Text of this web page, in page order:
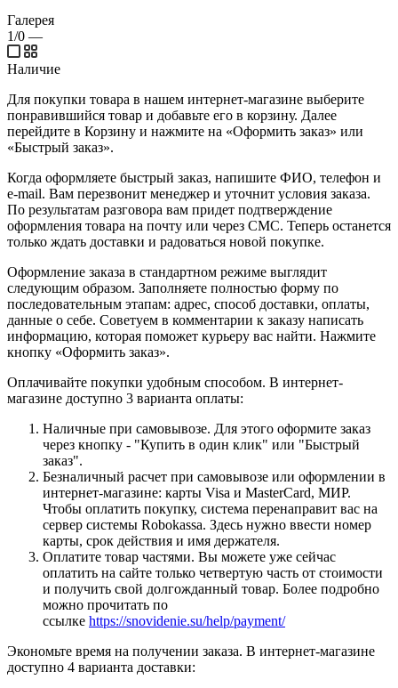
Галерея
1/0 —
Наличие
Для покупки товара в нашем интернет-магазине выберите
понравившийся товар и добавьте его в корзину. Далее
перейдите в Корзину и нажмите на «Оформить заказ» или
«Быстрый заказ».
Когда оформляете быстрый заказ, напишите ФИО, телефон и
e-mail. Вам перезвонит менеджер и уточнит условия заказа.
По результатам разговора вам придет подтверждение
оформления товара на почту или через СМС. Теперь останется
только ждать доставки и радоваться новой покупке.
Оформление заказа в стандартном режиме выглядит
следующим образом. Заполняете полностью форму по
последовательным этапам: адрес, способ доставки, оплаты,
данные о себе. Советуем в комментарии к заказу написать
информацию, которая поможет курьеру вас найти. Нажмите
кнопку «Оформить заказ».
Оплачивайте покупки удобным способом. В интернет-
магазине доступно 3 варианта оплаты:
Наличные при самовывозе. Для этого оформите заказ
через кнопку - "Купить в один клик" или "Быстрый
заказ".
Безналичный расчет при самовывозе или оформлении в
интернет-магазине: карты Visa и MasterCard, МИР.
Чтобы оплатить покупку, система перенаправит вас на
сервер системы Robokassa. Здесь нужно ввести номер
карты, срок действия и имя держателя.
Оплатите товар частями. Вы можете уже сейчас
оплатить на сайте только четвертую часть от стоимости
и получить свой долгожданный товар. Более подробно
можно прочитать по
ссылке https://snovidenie.su/help/payment/
Экономьте время на получении заказа. В интернет-магазине
доступно 4 варианта доставки: